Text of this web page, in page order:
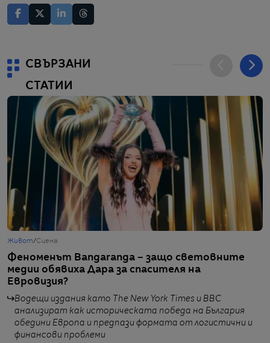
СВЪРЗАНИ
СТАТИИ
Живот/Сцена
Феноменът Bangaranga – защо световните
медии обявиха Дара за спасителя на
Евровизия?
Водещи издания като The New York Times и BBC
анализират как историческата победа на България
обедини Европа и предпази формата от логистични и
финансови проблеми